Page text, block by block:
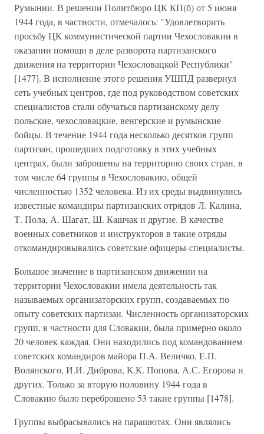
Румынии. В решении Политбюро ЦК КП(б) от 5 июня
1944 года, в частности, отмечалось: "Удовлетворить
просьбу ЦК коммунистической партии Чехословакии в
оказании помощи в деле разворота партизанского
движения на территории Чехословацкой Республики"
[1477]. В исполнение этого решения УШПД развернул
сеть учебных центров, где под руководством советских
специалистов стали обучаться партизанскому делу
польские, чехословацкие, венгерские и румынские
бойцы. В течение 1944 года несколько десятков групп
партизан, прошедших подготовку в этих учебных
центрах, были заброшены на территорию своих стран, в
том числе 64 группы в Чехословакию, общей
численностью 1352 человека. Из их среды выдвинулись
известные командиры партизанских отрядов Л. Калина,
Т. Пола, А. Шагат, Ш. Кашчак и другие. В качестве
военных советников и инструкторов в такие отряды
откомандировывались советские офицеры-специалисты.
Большое значение в партизанском движении на
территории Чехословакии имела деятельность так
называемых организаторских групп, создаваемых по
опыту советских партизан. Численность организаторских
групп, в частности для Словакии, была примерно около
20 человек каждая. Они находились под командованием
советских командиров майора П.А. Величко, Е.П.
Волянского, И.И. Диброва, К.К. Попова, А.С. Егорова и
других. Только за вторую половину 1944 года в
Словакию было переброшено 53 такие группы [1478].
Группы выбрасывались на парашютах. Они являлись